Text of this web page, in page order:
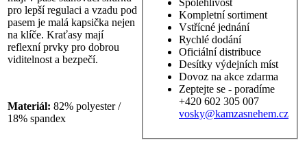
pro lepší regulaci a vzadu pod
pasem je malá kapsička nejen
na klíče. Kraťasy mají
reflexní prvky pro dobrou
viditelnost a bezpečí.
Materiál: 82% polyester /
18% spandex
Spolehlivost
Kompletní sortiment
Vstřícné jednání
Rychlé dodání
Oficiální distribuce
Desítky výdejních míst
Dovoz na akce zdarma
Zeptejte se - poradíme
+420 602 305 007
vosky@kamzasnehem.cz